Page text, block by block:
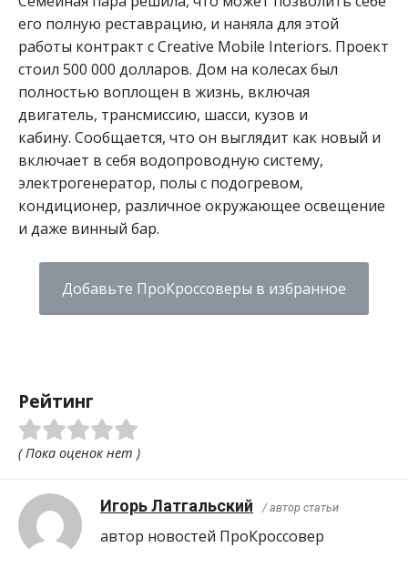
его полную реставрацию, и наняла для этой
работы контракт с Creative Mobile Interiors. Проект
стоил 500 000 долларов. Дом на колесах был
полностью воплощен в жизнь, включая
двигатель, трансмиссию, шасси, кузов и
кабину. Сообщается, что он выглядит как новый и
включает в себя водопроводную систему,
электрогенератор, полы с подогревом,
кондиционер, различное окружающее освещение
и даже винный бар.
Добавьте ПроКроссоверы в избранное
Рейтинг
( Пока оценок нет )
Игорь Латгальский / автор статьи
автор новостей ПроКроcсовер